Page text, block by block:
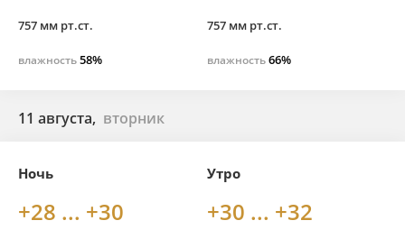
757 мм рт.ст.
влажность58%
757 мм рт.ст.
влажность66%
11 августа, вторник
Ночь
+28 ... +30
Утро
+30 ... +32